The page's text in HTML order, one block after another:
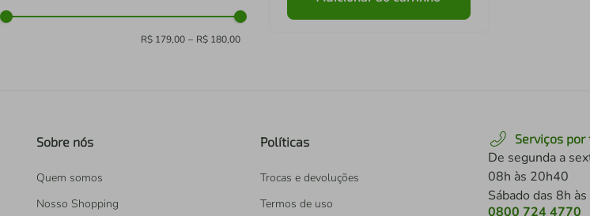
R$ 179,00 – R$ 180,00
Sobre nós
Quem somos
Nosso Shopping
Políticas
Trocas e devoluções
Termos de uso
Serviços
De segunda a
08h às 20h40
Sábado das 8h
0800 724 4770